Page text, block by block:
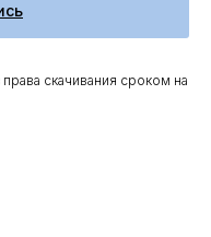
скачивания сроком на